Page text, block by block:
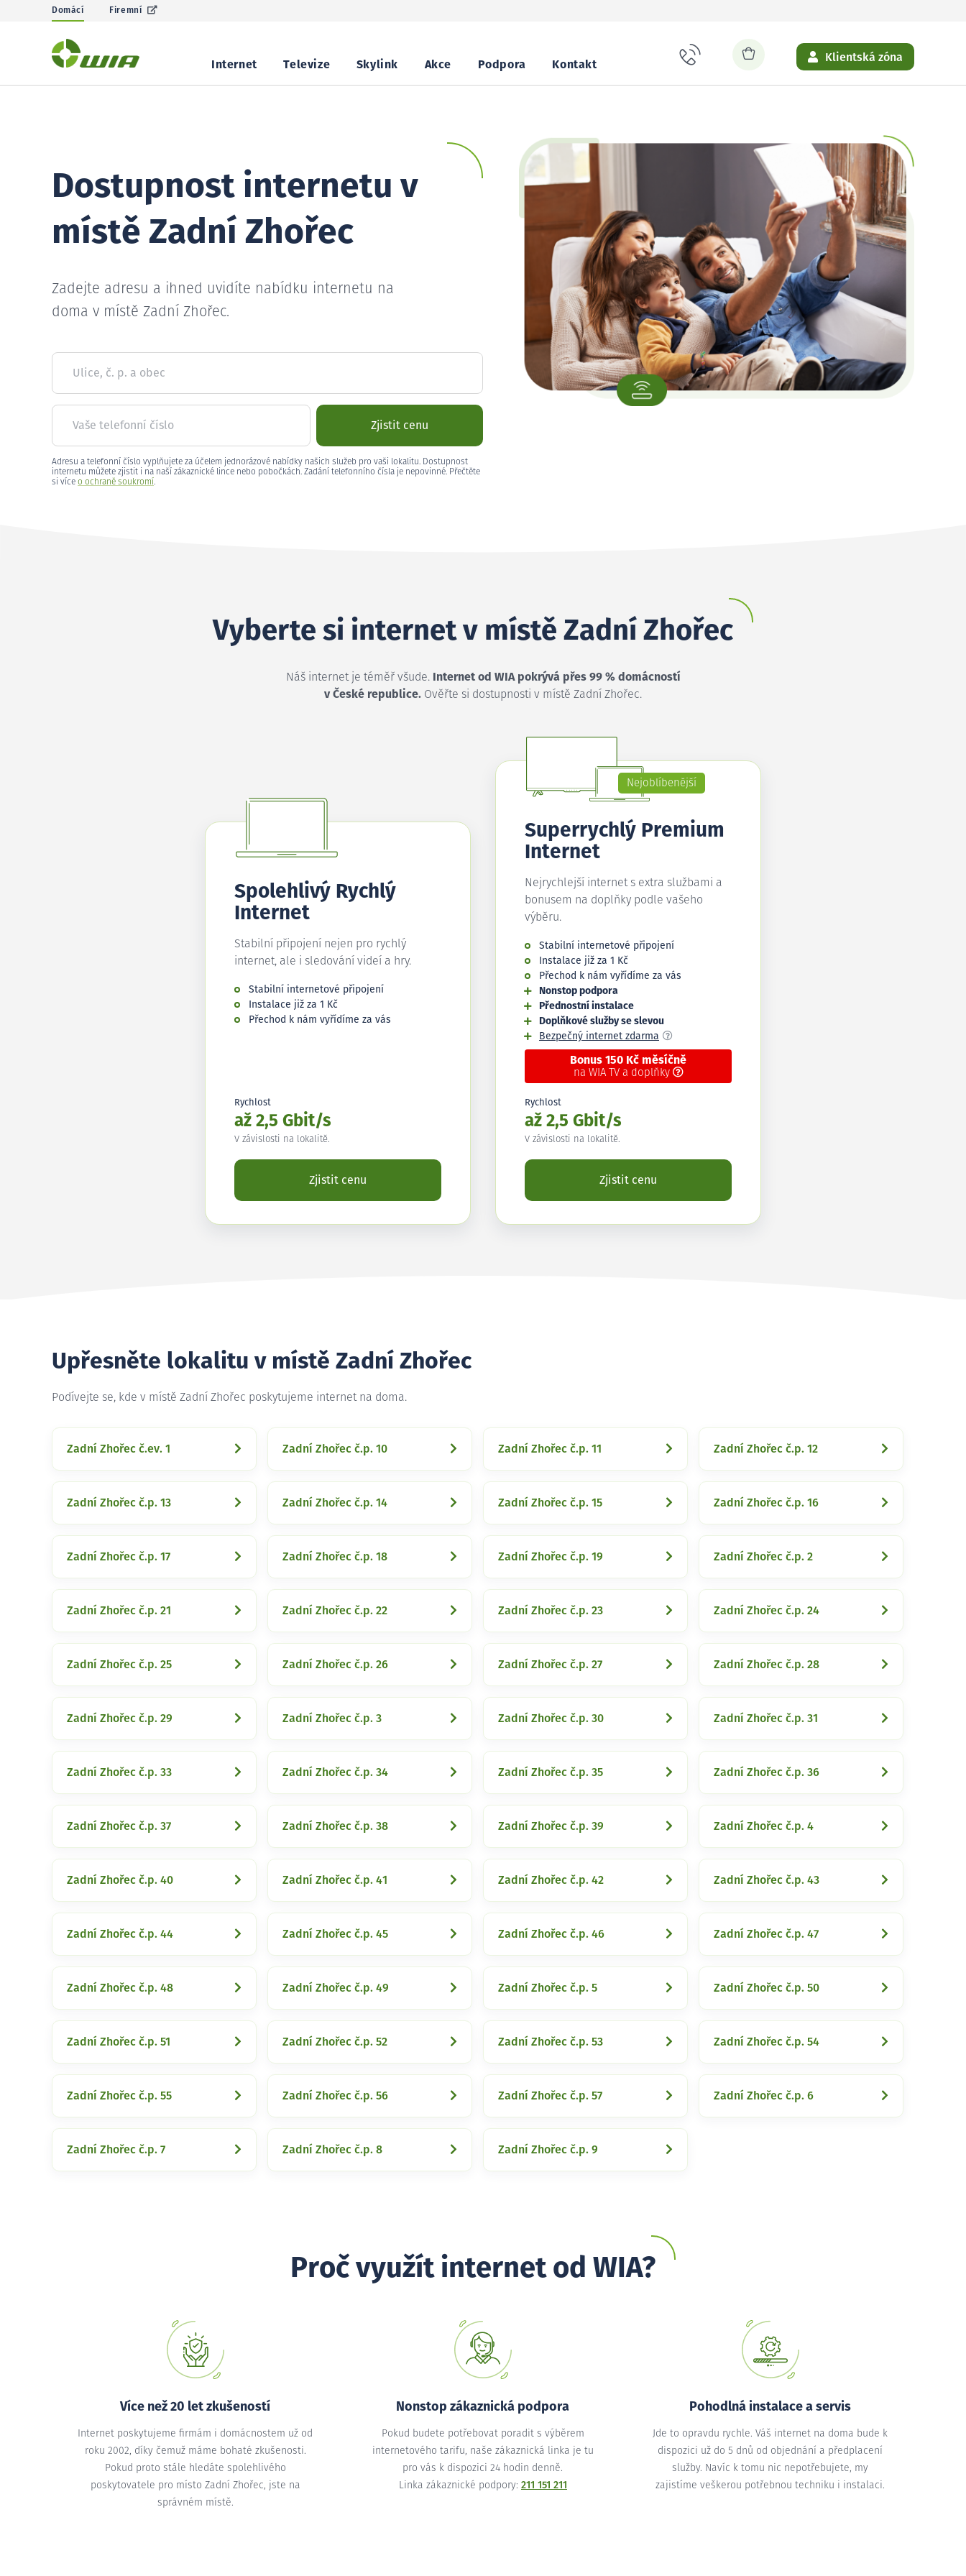
Domácí Firemní
Internet Televize Skylink Akce Podpora Kontakt
Klientská zóna
Dostupnost internetu v
místě Zadní Zhořec
Zadejte adresu a ihned uvidíte nabídku internetu na
doma v místě Zadní Zhořec.
Ulice, č. p. a obec
Vaše telefonní číslo Zjistit cenu
Adresu a telefonní číslo vyplňujete za účelem jednorázové nabídky našich služeb pro vaši lokalitu. Dostupnost
internetu můžete zjistit i na naší zákaznické lince nebo pobočkách. Zadání telefonního čísla je nepovinné. Přečtěte
si více o ochraně soukromí.
Vyberte si internet v místě Zadní Zhořec
Náš internet je téměř všude.
Internet od WIA pokrývá přes 99 % domácností
v České republice. Ověřte si dostupnosti v místě Zadní Zhořec.
Spolehlivý Rychlý
Internet
Stabilní připojení nejen pro rychlý
internet, ale i sledování videí a hry.
Stabilní internetové připojení
Instalace již za 1 Kč
Přechod k nám vyřídíme za vás
Rychlost
až 2,5 Gbit/s
V závislosti na lokalitě.
Zjistit cenu
Nejoblíbenější
Superrychlý Premium
Internet
Nejrychlejší internet s extra službami a
bonusem na doplňky podle vašeho
výběru.
Stabilní internetové připojení
Instalace již za 1 Kč
Přechod k nám vyřídíme za vás
Nonstop podpora
Přednostní instalace
Doplňkové služby se slevou
Bezpečný internet zdarma
Bonus 150 Kč měsíčně
na WIA TV a doplňky
Rychlost
až 2,5 Gbit/s
V závislosti na lokalitě.
Zjistit cenu
Upřesněte lokalitu v místě Zadní Zhořec
Podívejte se, kde v místě Zadní Zhořec poskytujeme internet na doma.
Zadní Zhořec č.ev. 1 Zadní Zhořec č.p. 10 Zadní Zhořec č.p. 11 Zadní Zhořec č.p. 12
Zadní Zhořec č.p. 13 Zadní Zhořec č.p. 14 Zadní Zhořec č.p. 15 Zadní Zhořec č.p. 16
Zadní Zhořec č.p. 17 Zadní Zhořec č.p. 18 Zadní Zhořec č.p. 19 Zadní Zhořec č.p. 2
Zadní Zhořec č.p. 21 Zadní Zhořec č.p. 22 Zadní Zhořec č.p. 23 Zadní Zhořec č.p. 24
Zadní Zhořec č.p. 25 Zadní Zhořec č.p. 26 Zadní Zhořec č.p. 27 Zadní Zhořec č.p. 28
Zadní Zhořec č.p. 29 Zadní Zhořec č.p. 3 Zadní Zhořec č.p. 30 Zadní Zhořec č.p. 31
Zadní Zhořec č.p. 33 Zadní Zhořec č.p. 34 Zadní Zhořec č.p. 35 Zadní Zhořec č.p. 36
Zadní Zhořec č.p. 37 Zadní Zhořec č.p. 38 Zadní Zhořec č.p. 39 Zadní Zhořec č.p. 4
Zadní Zhořec č.p. 40 Zadní Zhořec č.p. 41 Zadní Zhořec č.p. 42 Zadní Zhořec č.p. 43
Zadní Zhořec č.p. 44 Zadní Zhořec č.p. 45 Zadní Zhořec č.p. 46 Zadní Zhořec č.p. 47
Zadní Zhořec č.p. 48 Zadní Zhořec č.p. 49 Zadní Zhořec č.p. 5 Zadní Zhořec č.p. 50
Zadní Zhořec č.p. 51 Zadní Zhořec č.p. 52 Zadní Zhořec č.p. 53 Zadní Zhořec č.p. 54
Zadní Zhořec č.p. 55 Zadní Zhořec č.p. 56 Zadní Zhořec č.p. 57 Zadní Zhořec č.p. 6
Zadní Zhořec č.p. 7 Zadní Zhořec č.p. 8 Zadní Zhořec č.p. 9
Proč využít internet od WIA?
Více než 20 let zkušeností
Internet poskytujeme firmám i domácnostem už od
roku 2002, díky čemuž máme bohaté zkušenosti.
Pokud proto stále hledáte spolehlivého
poskytovatele pro místo Zadní Zhořec, jste na
správném místě.
Nonstop zákaznická podpora
Pokud budete potřebovat poradit s výběrem
internetového tarifu, naše zákaznická linka je tu
pro vás k dispozici 24 hodin denně.
Linka zákaznické podpory: 211 151 211
Pohodlná instalace a servis
Jde to opravdu rychle. Váš internet na doma bude k
dispozici už do 5 dnů od objednání a předplacení
služby. Navíc k tomu nic nepotřebujete, my
zajistíme veškerou potřebnou techniku i instalaci.